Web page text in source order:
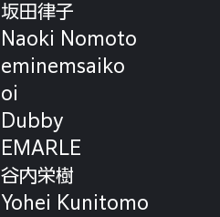
坂田律子
Naoki Nomoto
eminemsaiko
oi
Dubby
EMARLE
谷内栄樹
Yohei Kunitomo